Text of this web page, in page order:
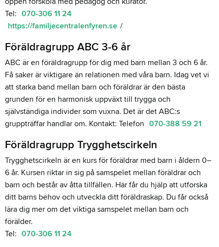
Tel: 070-306 11 24
https://familjecentralenfyren.se /
Föräldragrupp ABC 3-6 år
ABC är en föräldragrupp för dig med barn mellan 3 och 6 år.
Få saker är viktigare än relationen med våra barn. Idag vet vi
att starka band mellan barn och föräldrar är den bästa
grunden för en harmonisk uppväxt till trygga och
självständiga individer som vuxna. Det är det ABC:s
gruppträffar handlar om. Kontakt: Telefon 070-388 59 21
Föräldragrupp Trygghetscirkeln
Trygghetscirkeln är en kurs för föräldrar med barn i åldern 0–
6 år. Kursen riktar in sig på samspelet mellan föräldrar och
barn och består av åtta tillfällen. Här får du hjälp att utforska
ditt barns behov och utveckla ditt föräldraskap. Du får också
lära dig mer om det viktiga samspelet mellan barn och
förälder.
Tel: 070-306 11 24